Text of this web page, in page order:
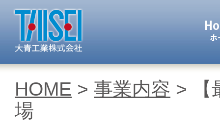
HOME > 事業内容 > 【
場